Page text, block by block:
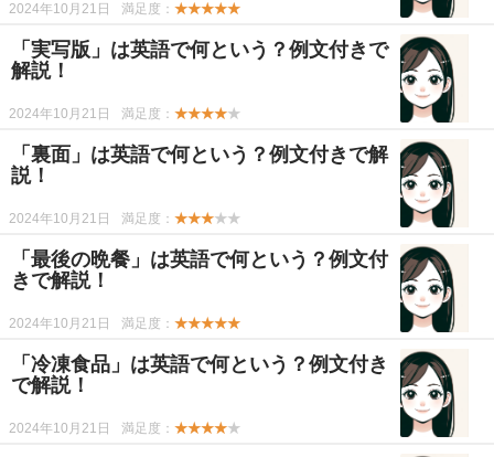
2024年10月21日 満足度： ★★★★★
「実写版」は英語で何という？例文付きで
解説！
2024年10月21日 満足度： ★★★★★
「裏面」は英語で何という？例文付きで解
説！
2024年10月21日 満足度： ★★★★★
「最後の晩餐」は英語で何という？例文付
きで解説！
2024年10月21日 満足度： ★★★★★
「冷凍食品」は英語で何という？例文付き
で解説！
2024年10月21日 満足度： ★★★★★